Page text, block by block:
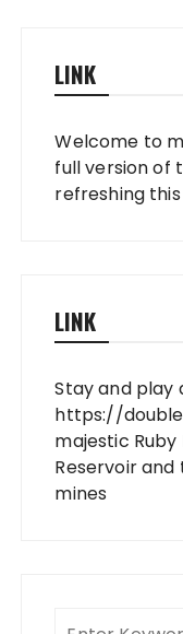
LINK
Welcome to
full version of
refreshing
LINK
Stay and play
https://
majestic
Reservoir
mines